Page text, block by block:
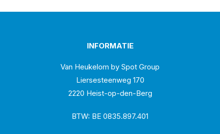
INFORMATIE
Van Heukelom by Spot Group
Liersesteenweg 170
2220 Heist-op-den-Berg
BTW: BE 0835.897.401